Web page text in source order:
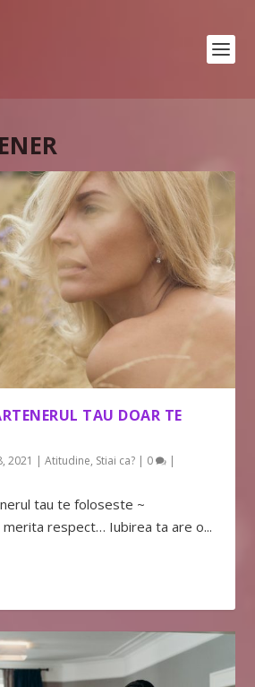
TAU DOAR TE
2021 |Atitudine, Stiai ca? | 0 |
tau te foloseste ~
respect… Iubirea ta are o...